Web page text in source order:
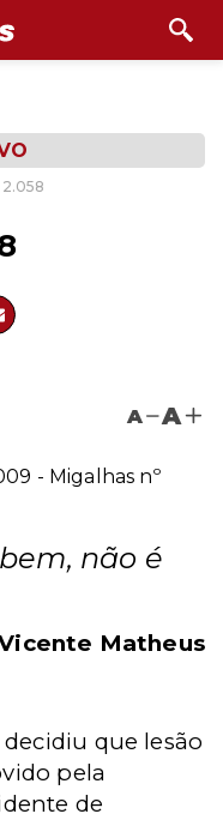
2.058
A A
- Migalhas nº
não é
Matheus
decidiu que lesão
pela
de